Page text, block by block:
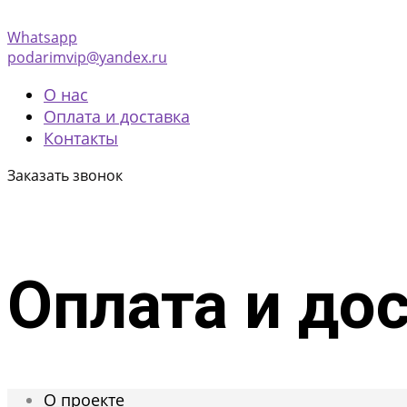
Whatsapp
podarimvip@yandex.ru
О нас
Оплата и доставка
Контакты
Заказать звонок
Оплата и
О проекте